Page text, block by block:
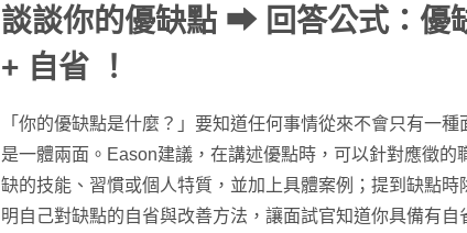
談談你的優缺點 ➡ 回答公式：優
+ 自省 ！
「你的優缺點是什麼？」要知道任何事情從來不會只有一
是一體兩面。Eason建議，在講述優點時，可以針對應徵的
缺的技能、習慣或個人特質，並加上具體案例；提到缺點
明自己對缺點的自省與改善方法，讓面試官知道你具備有自